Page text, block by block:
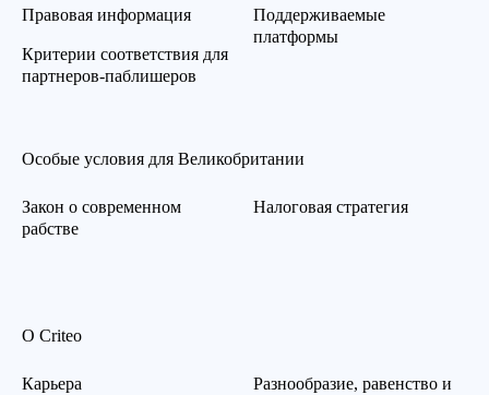
Правовая информация
Критерии соответствия для
партнеров-паблишеров
Поддерживаемые
платформы
Особые условия для Великобритании
Закон о современном
рабстве
Налоговая стратегия
О Criteo
Карьера
Разнообразие, равенство и